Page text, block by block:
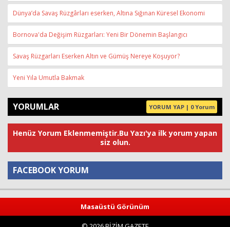
Dünya’da Savaş Rüzgârları eserken, Altına Sığınan Küresel Ekonomi
Bornova'da Değişim Rüzgarları: Yeni Bir Dönemin Başlangıcı
Savaş Rüzgarları Eserken Altın ve Gümüş Nereye Koşuyor?
Yeni Yıla Umutla Bakmak
YORUMLAR YORUM YAP | 0 Yorum
Henüz Yorum Eklenmemiştir.Bu Yazı'ya ilk yorum yapan
siz olun.
FACEBOOK YORUM
Masaüstü Görünüm